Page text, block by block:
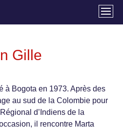
Gille
à Bogota en 1973. Après des
au sud de la Colombie pour
d’Indiens de la
il rencontre Marta